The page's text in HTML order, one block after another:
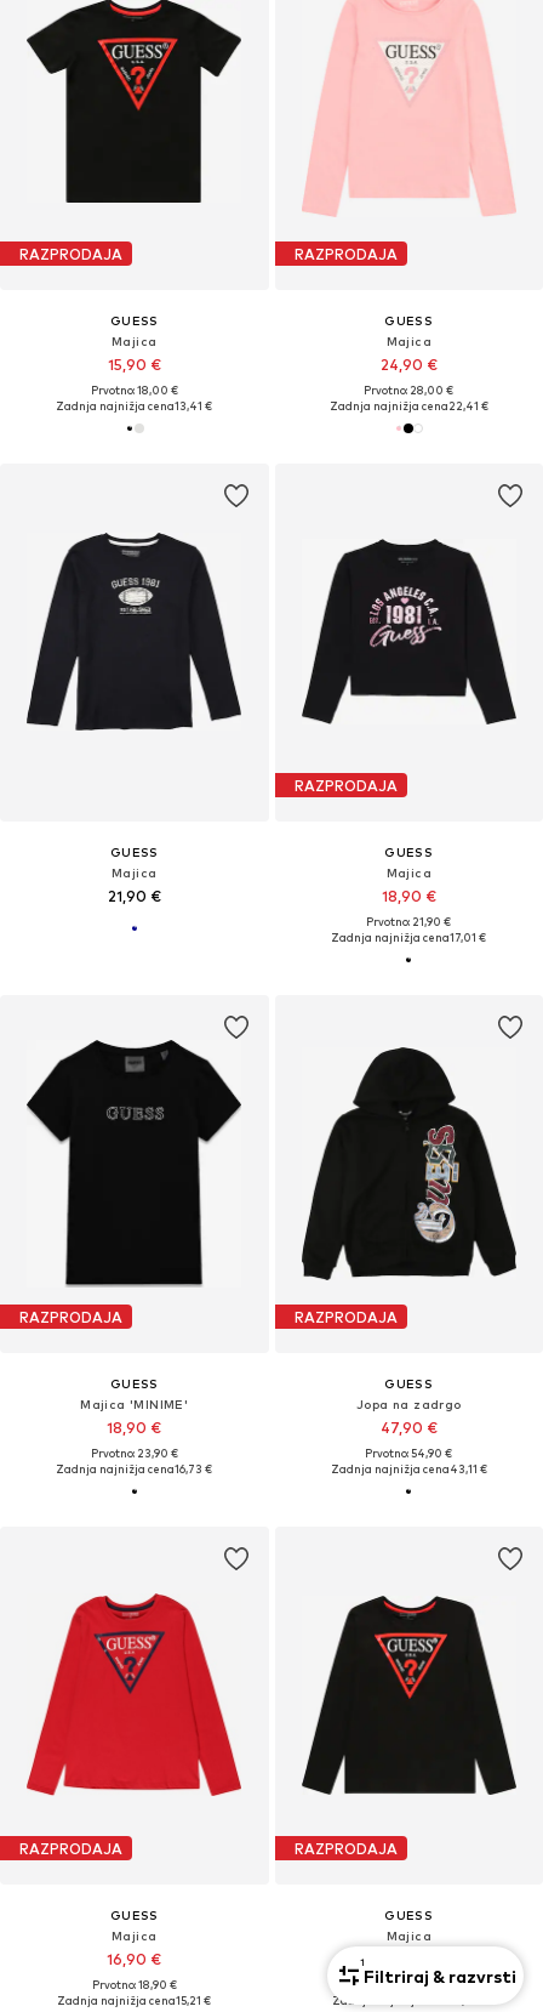
RAZPRODAJA
GUESS
Majica
15,90 €
Prvotno: 18,00 €
Zadnja najnižja cena13,41 €
RAZPRODAJA
GUESS
Majica
24,90 €
Prvotno: 28,00 €
Zadnja najnižja cena22,41 €
GUESS
Majica
21,90 €
RAZPRODAJA
GUESS
Majica
18,90 €
Prvotno: 21,90 €
Zadnja najnižja cena17,01 €
RAZPRODAJA
GUESS
Majica 'MINIME'
18,90 €
Prvotno: 23,90 €
Zadnja najnižja cena16,73 €
RAZPRODAJA
GUESS
Jopa na zadrgo
47,90 €
Prvotno: 54,90 €
Zadnja najnižja cena43,11 €
RAZPRODAJA
GUESS
Majica
16,90 €
Prvotno: 18,90 €
Zadnja najnižja cena15,21 €
RAZPRODAJA
GUESS
Majica
Prvotno: 18,90 €
Zadnja najnižja cena
1
Filtriraj & razvrsti